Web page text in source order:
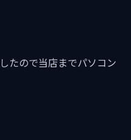
たので当店までパソコン